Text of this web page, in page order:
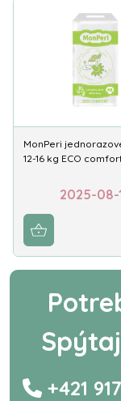
MonPeri
12-16 kg ECO
2025-08-
+421